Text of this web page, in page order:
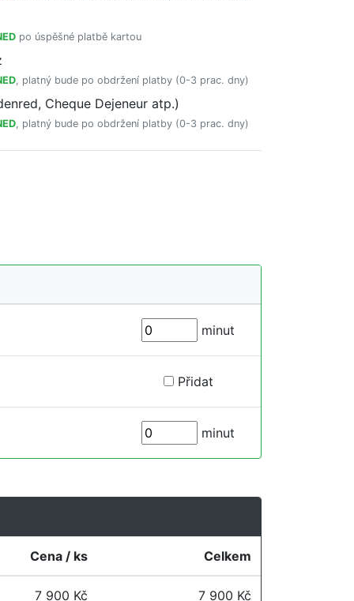
po úspěšné platbě kartou
, platný bude po obdržení platby (0-3 prac. dny)
Cheque Dejeneur atp.)
, platný bude po obdržení platby (0-3 prac. dny)
minut
Přidat
minut
Cena / ks Celkem
7 900 Kč 7 900 Kč